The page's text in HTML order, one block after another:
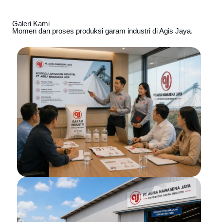
Galeri Kami
Momen dan proses produksi garam industri di Agis Jaya.